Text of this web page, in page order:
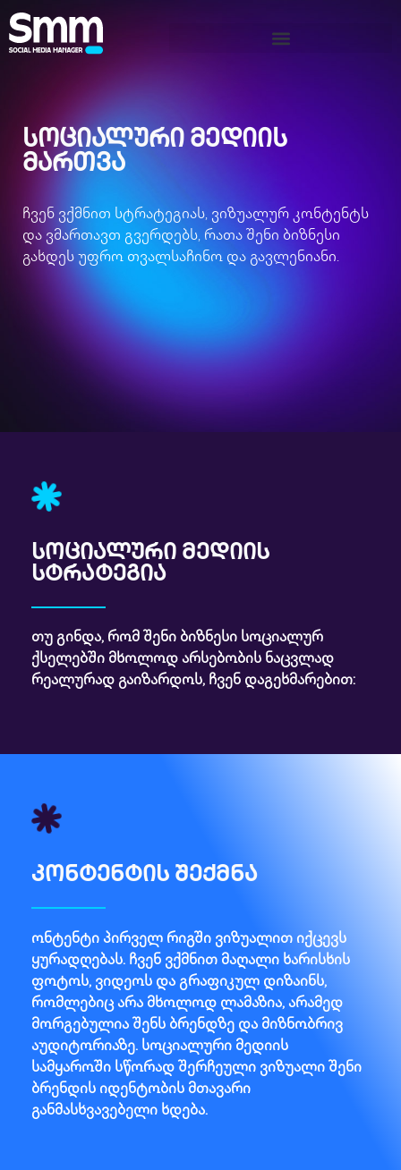
სოციალური მედიის
მართვა
ჩვენ ვქმნით სტრატეგიას, ვიზუალურ კონტენტს
და ვმართავთ გვერდებს, რათა შენი ბიზნესი
გახდეს უფრო თვალსაჩინო და გავლენიანი.
სოციალური მედიის
სტრატეგია
თუ გინდა, რომ შენი ბიზნესი სოციალურ
ქსელებში მხოლოდ არსებობის ნაცვლად
რეალურად გაიზარდოს, ჩვენ დაგეხმარებით:
კონტენტის შექმნა
ონტენტი პირველ რიგში ვიზუალით იქცევს
ყურადღებას. ჩვენ ვქმნით მაღალი ხარისხის
ფოტოს, ვიდეოს და გრაფიკულ დიზაინს,
რომლებიც არა მხოლოდ ლამაზია, არამედ
მორგებულია შენს ბრენდზე და მიზნობრივ
აუდიტორიაზე. სოციალური მედიის
სამყაროში სწორად შერჩეული ვიზუალი შენი
ბრენდის იდენტობის მთავარი
განმასხვავებელი ხდება.